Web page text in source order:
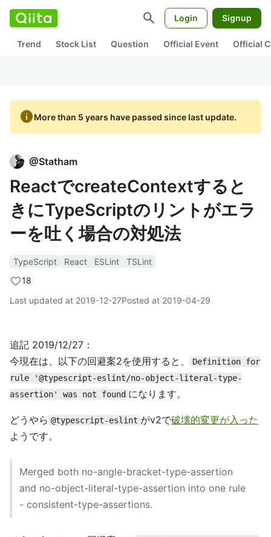
search Login Signup
Trend Stock List Question Official Event Official
infoMore than 5 years have passed since last update.
@Statham
ReactでcreateContextすると
きにTypeScriptのリントがエラ
ーを吐く場合の対処法
TypeScript React ESLint
TSLint
18
Last updated at 2019-12-27Posted at 2019-04-29
追記 2019/12/27：
今現在は、以下の回避案2を使用すると、
Definition for
rule '@typescript-eslint/no-object-literal-type-
assertion' was not found になります。
どうやら @typescript-eslint がv2で破壊的変更が入った
ようです。
Merged both no-angle-bracket-type-assertion
and no-object-literal-type-assertion into one rule
- consistent-type-assertions.